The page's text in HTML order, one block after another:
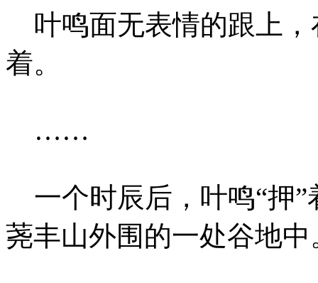
叶鸣面无表情的跟上，
着。
……
一个时辰后，叶鸣“押”
荛丰山外围的一处谷地中